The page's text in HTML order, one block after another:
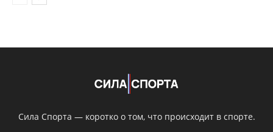
Сила Спорта — коротко о том, что происходит в спорте.